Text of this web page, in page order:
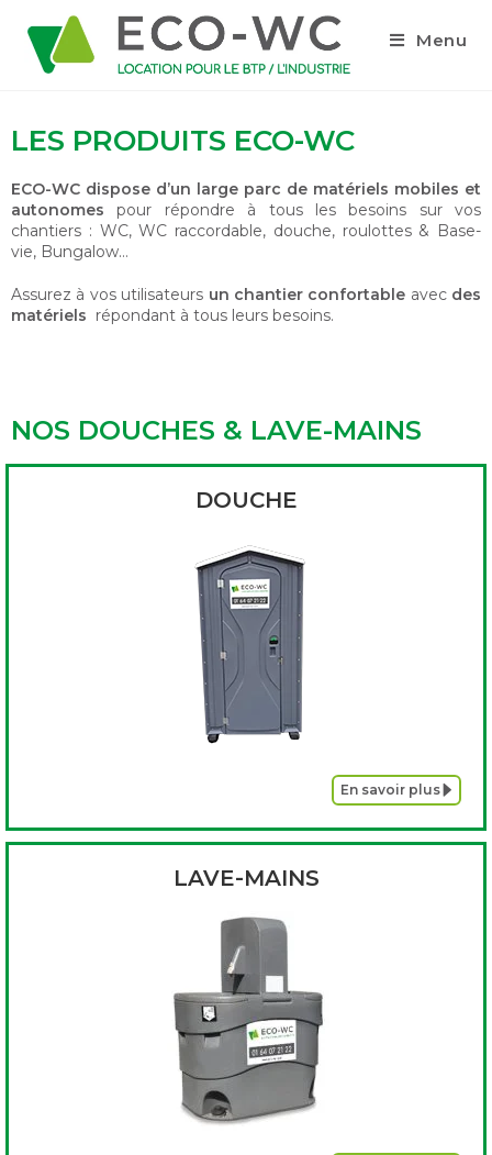
Menu
LES PRODUITS ECO-WC
ECO-WC dispose d’un large parc de matériels mobiles et
autonomes pour répondre à tous les besoins sur vos
chantiers : WC, WC raccordable, douche, roulottes & Base-
vie, Bungalow…
Assurez à vos utilisateurs un chantier confortable avec des
matériels répondant à tous leurs besoins.
NOS DOUCHES & LAVE-MAINS
DOUCHE
En savoir plus
LAVE-MAINS